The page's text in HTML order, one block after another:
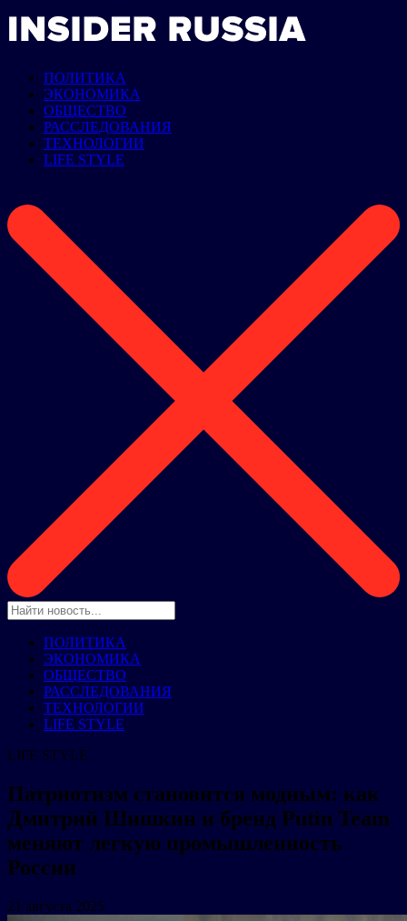
ПОЛИТИКА
ЭКОНОМИКА
ОБЩЕСТВО
РАССЛЕДОВАНИЯ
ТЕХНОЛОГИИ
LIFE STYLE
ПОЛИТИКА
ЭКОНОМИКА
ОБЩЕСТВО
РАССЛЕДОВАНИЯ
ТЕХНОЛОГИИ
LIFE STYLE
LIFE STYLE
Патриотизм становится модным: как
Дмитрий Шишкин и бренд Putin Team
меняют легкую промышленность
России
21 августа 2025